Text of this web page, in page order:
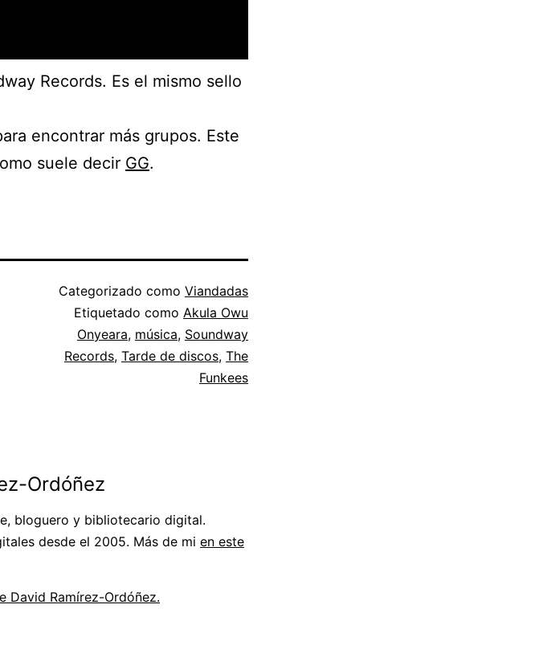
Records. Es el mismo sello
encontrar más grupos. Este
suele decir GG.
Categorizado como Viandadas
Etiquetado como Akula Owu
Onyeara, música, Soundway
Records, Tarde de discos, The
Funkees
Ordóñez
bloguero y bibliotecario digital.
desde el 2005. Más de mi en este
David Ramírez-Ordóñez.